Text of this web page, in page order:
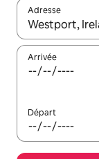
Adresse
Lorsque les
Arrivée
Départ